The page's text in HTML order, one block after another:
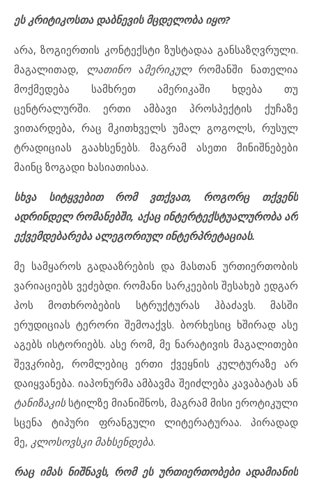
ეს კრიტიკოსთა დაბნევის მცდელობა იყო?
არა, ზოგიერთის კონტექსტი ზუსტადაა განსაზღვრული.
მაგალითად, ლათინოამერიკულრომანში ნათელია
მოქმედება სამხრეთ ამერიკაში ხდება თუ
ცენტრალურში. ერთი ამბავი პროსპექტის ქუჩაზე
ვითარდება, რაც მკითხველს უმალ გოგოლს, რუსულ
ტრადიციას გაახსენებს. მაგრამ ასეთი მინიშნებები
მაინც ზოგადი ხასიათისაა.
სხვა სიტყვებით რომ ვთქვათ, როგორც თქვენს
ადრინდელ რომანებში, აქაც ინტერტექსტუალურობაარ
ექვემდებარება ალეგორიულ ინტერპრეტაციას.
მე სამყაროს გადააზრების და მასთან ურთიერთობის
ვარიაციებს ვეძებდი. რომანი სარკეების შესახებ ედგარ
პოს მოთხრობების სტრუქტურას ჰბაძავს. მასში
ერუდიციას ტერორი შემოაქვს. ბორხესიც ხშირად ასე
აგებს ისტორიებს. ასე რომ, მე ნარატივის მაგალითები
შევკრიბე, რომლებიც ერთი ქვეყნის კულტურაზე არ
დაიყვანება. იაპონურმა ამბავმა შეიძლება კავაბატას ან
ტანიზაკის სტილზე მიანიშნოს, მაგრამ მისი ეროტიკული
სცენა ტიპური ფრანგული ლიტერატურაა. პირადად
მე, კლოსოვსკი მახსენდება.
რაც იმას ნიშნავს, რომ ეს ურთიერთობები ადამიანის